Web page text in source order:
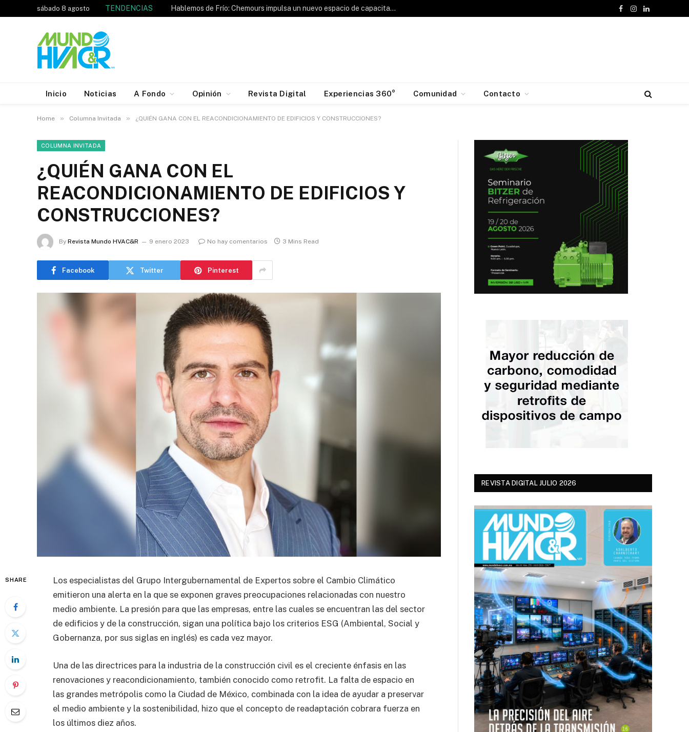
sábado 8 agosto TENDENCIAS Hablemos de Frío: Chemours impulsa un nuevo espacio de capacitación para la industria HVAC&R
Facebook
Instagram
LinkedIn
Inicio Noticias A Fondo Opinión Revista Digital Experiencias 360° Comunidad Contacto
Home » Columna Invitada » ¿QUIÉN GANA CON EL REACONDICIONAMIENTO DE EDIFICIOS Y CONSTRUCCIONES?
COLUMNA INVITADA
¿QUIÉN GANA CON EL
REACONDICIONAMIENTO DE EDIFICIOS Y
CONSTRUCCIONES?
By Revista Mundo HVAC&R 9 enero 2023 No hay comentarios 3 Mins Read
Facebook Twitter Pinterest
SHARE
Los especialistas del Grupo Intergubernamental de Expertos sobre el Cambio Climático
emitieron una alerta en la que se exponen graves preocupaciones relacionadas con nuestro
medio ambiente. La presión para que las empresas, entre las cuales se encuentran las del sector
de edificios y de la construcción, sigan una política bajo los criterios ESG (Ambiental, Social y
Gobernanza, por sus siglas en inglés) es cada vez mayor.
Una de las directrices para la industria de la construcción civil es el creciente énfasis en las
renovaciones y reacondicionamiento, también conocido como retrofit. La falta de espacio en
las grandes metrópolis como la Ciudad de México, combinada con la idea de ayudar a preservar
el medio ambiente y la sostenibilidad, hizo que el concepto de readaptación cobrara fuerza en
los últimos diez años.
REVISTA DIGITAL JULIO 2026